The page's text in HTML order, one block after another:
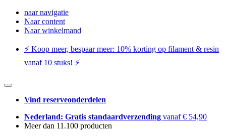
naar navigatie
Naar content
Naar winkelmand
⚡️ Koop meer, bespaar meer: ​​10% korting op filament & resin
vanaf 10 stuks! ⚡️
Vind reserveonderdelen
Nederland: Gratis standaardverzending vanaf € 54,90
Meer dan 11.100 producten